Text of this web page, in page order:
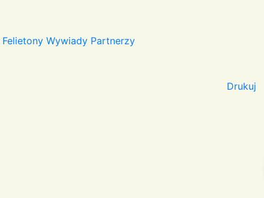
Felietony Wywiady Partnerzy
Drukuj